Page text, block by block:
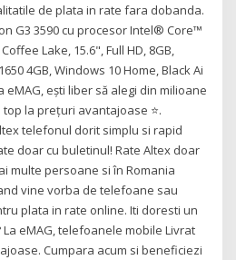
de plata in rate fara dobanda.
G3 3590 cu procesor Intel® Core™
Lake, 15.6", Full HD, 8GB,
4GB, Windows 10 Home, Black Ai
ești liber să alegi din milioane
la prețuri avantajoase ⭐.
telefonul dorit simplu si rapid
doar cu buletinul! Rate Altex doar
multe persoane si în Romania
vine vorba de telefoane sau
plata in rate online. Iti doresti un
eMAG, telefoanele mobile Livrat
Cumpara acum si beneficiezi